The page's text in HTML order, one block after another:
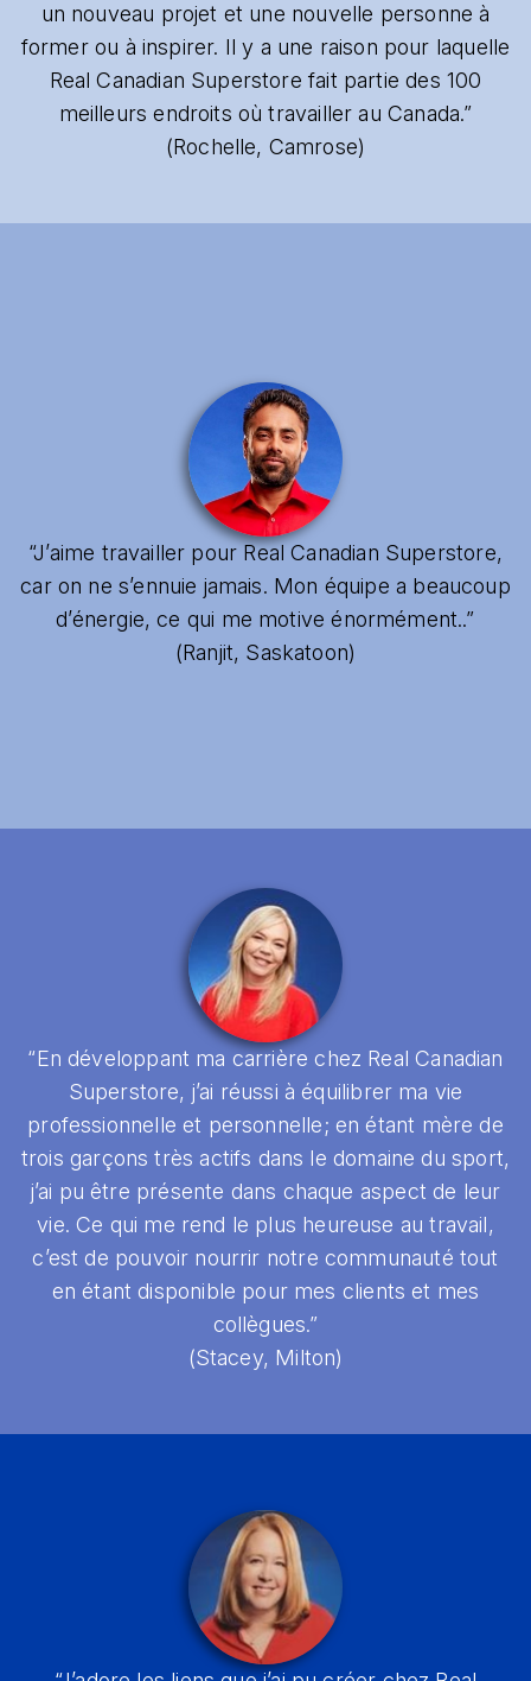
un nouveau projet et une nouvelle personne à
former ou à inspirer. Il y a une raison pour laquelle
Real Canadian Superstore fait partie des 100
meilleurs endroits où travailler au Canada.”
(Rochelle, Camrose)
“J’aime travailler pour Real Canadian Superstore,
car on ne s’ennuie jamais. Mon équipe a beaucoup
d’énergie, ce qui me motive énormément..”
(Ranjit, Saskatoon)
“En développant ma carrière chez Real Canadian
Superstore, j’ai réussi à équilibrer ma vie
professionnelle et personnelle; en étant mère de
trois garçons très actifs dans le domaine du sport,
j’ai pu être présente dans chaque aspect de leur
vie. Ce qui me rend le plus heureuse au travail,
c’est de pouvoir nourrir notre communauté tout
en étant disponible pour mes clients et mes
collègues.”
(Stacey, Milton)